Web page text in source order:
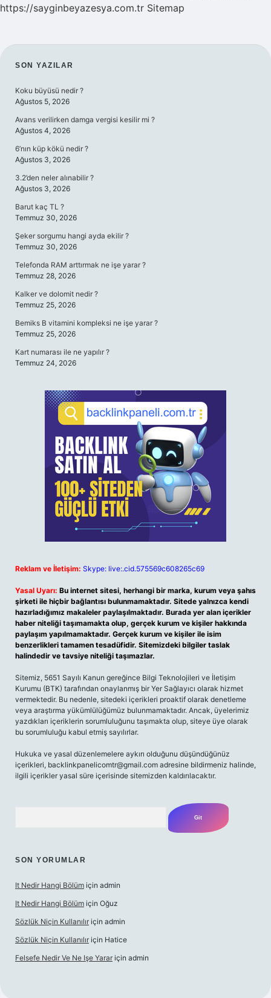
https://sayginbeyazesya.com.tr Sitemap
SIDEBAR
SON YAZILAR
Koku büyüsü nedir ?
Ağustos 5, 2026
Avans verilirken damga vergisi kesilir mi ?
Ağustos 4, 2026
6’nın küp kökü nedir ?
Ağustos 3, 2026
3.2’den neler alınabilir ?
Ağustos 3, 2026
Barut kaç TL ?
Temmuz 30, 2026
Şeker sorgumu hangi ayda ekilir ?
Temmuz 30, 2026
Telefonda RAM arttırmak ne işe yarar ?
Temmuz 28, 2026
Kalker ve dolomit nedir ?
Temmuz 25, 2026
Bemiks B vitamini kompleksi ne işe yarar ?
Temmuz 25, 2026
Kart numarası ile ne yapılır ?
Temmuz 24, 2026
Reklam ve İletişim: Skype: live:.cid.575569c608265c69
Yasal Uyarı: Bu internet sitesi, herhangi bir marka, kurum veya şahıs
şirketi ile hiçbir bağlantısı bulunmamaktadır. Sitede yalnızca kendi
hazırladığımız makaleler paylaşılmaktadır. Burada yer alan içerikler
haber niteliği taşımamakta olup, gerçek kurum ve kişiler hakkında
paylaşım yapılmamaktadır. Gerçek kurum ve kişiler ile isim
benzerlikleri tamamen tesadüfidir. Sitemizdeki bilgiler taslak
halindedir ve tavsiye niteliği taşımazlar.
Sitemiz, 5651 Sayılı Kanun gereğince Bilgi Teknolojileri ve İletişim
Kurumu (BTK) tarafından onaylanmış bir Yer Sağlayıcı olarak hizmet
vermektedir. Bu nedenle, sitedeki içerikleri proaktif olarak denetleme
veya araştırma yükümlülüğümüz bulunmamaktadır. Ancak, üyelerimiz
yazdıkları içeriklerin sorumluluğunu taşımakta olup, siteye üye olarak
bu sorumluluğu kabul etmiş sayılırlar.
Hukuka ve yasal düzenlemelere aykırı olduğunu düşündüğünüz
içerikleri, backlinkpanelicomtr@gmail.com adresine bildirmeniz halinde,
ilgili içerikler yasal süre içerisinde sitemizden kaldırılacaktır.
SON YORUMLAR
It Nedir Hangi Bölüm için admin
It Nedir Hangi Bölüm için Oğuz
Sözlük Niçin Kullanılır için admin
Sözlük Niçin Kullanılır için Hatice
Felsefe Nedir Ve Ne Işe Yarar için admin